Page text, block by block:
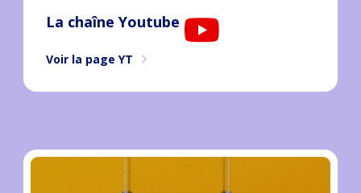
La chaîne Youtube
Voir la page YT